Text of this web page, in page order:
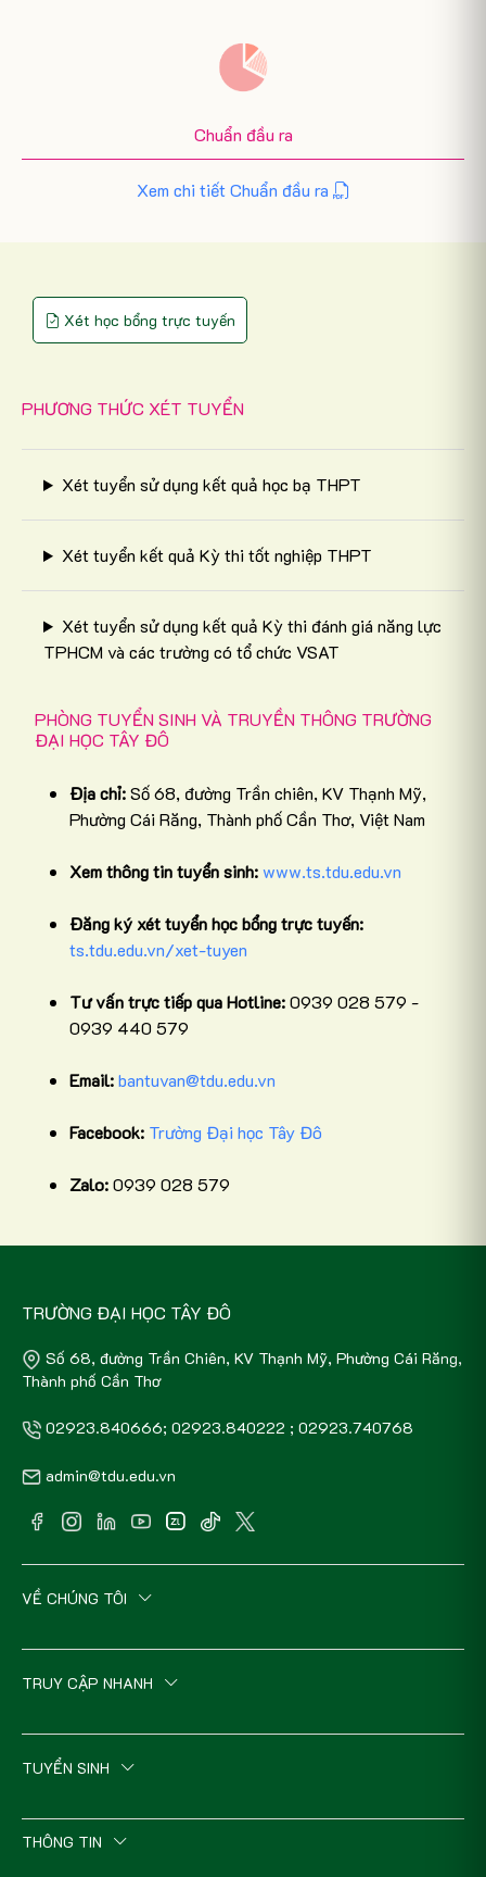
Chuẩn đầu ra
Xem chi tiết Chuẩn đầu ra
Xét học bổng trực tuyến
PHƯƠNG THỨC XÉT TUYỂN
Xét tuyển sử dụng kết quả học bạ THPT
Xét tuyển kết quả Kỳ thi tốt nghiệp THPT
Xét tuyển sử dụng kết quả Kỳ thi đánh giá năng lực
TPHCM và các trường có tổ chức VSAT
PHÒNG TUYỂN SINH VÀ TRUYỀN THÔNG TRƯỜNG
ĐẠI HỌC TÂY ĐÔ
Địa chỉ:Số 68, đường Trần chiên, KV Thạnh Mỹ,
Phường Cái Răng, Thành phố Cần Thơ, Việt Nam
Xem thông tin tuyển sinh:www.ts.tdu.edu.vn
Đăng ký xét tuyển học bổng trực tuyến:
ts.tdu.edu.vn/xet-tuyen
Tư vấn trực tiếp qua Hotline:0939 028 579 -
0939 440 579
Email:bantuvan@tdu.edu.vn
Facebook: Trường Đại học Tây Đô
Zalo:0939 028 579
TRƯỜNG ĐẠI HỌC TÂY ĐÔ
Số 68, đường Trần Chiên, KV Thạnh Mỹ, Phường Cái Răng,
Thành phố Cần Thơ
02923.840666; 02923.840222 ; 02923.740768
admin@tdu.edu.vn
VỀ CHÚNG TÔI
TRUY CẬP NHANH
TUYỂN SINH
THÔNG TIN